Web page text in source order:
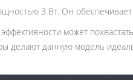
3 Вт. Он
может
делают данную модель